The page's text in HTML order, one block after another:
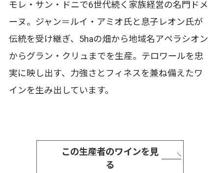
モレ・サン・ドニで6世代続く家族経営の名門ドメ
ーヌ。ジャン＝ルイ・アミオ氏と息子レオン氏が
伝統を受け継ぎ、5haの畑から地域名アペラシオン
からグラン・クリュまでを生産。テロワールを忠
実に映し出す、力強さとフィネスを兼ね備えたワ
インを生み出しています。
この生産者のワインを見
る